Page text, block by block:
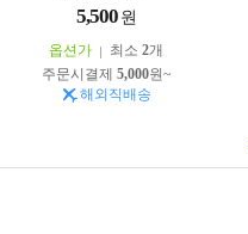
5,500 원
옵션가 최소 2개
주문시결제 5,000원~
해외직배송